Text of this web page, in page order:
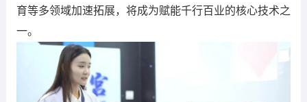
育等多领域加速拓展，将成为赋能千行百业的核心技术之
一。